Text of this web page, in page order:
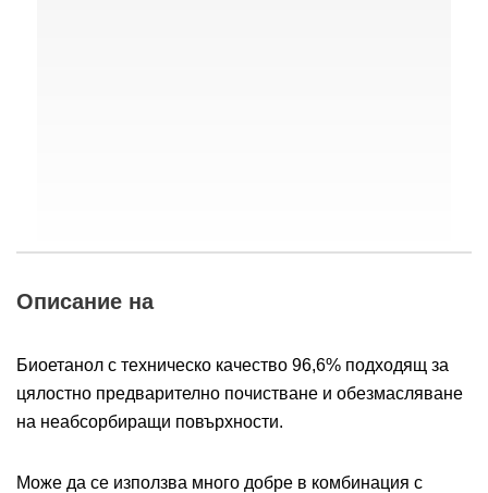
Описание на
Биоетанол с техническо качество 96,6% подходящ за
цялостно предварително почистване и обезмасляване
на неабсорбиращи повърхности.
Може да се използва много добре в комбинация с